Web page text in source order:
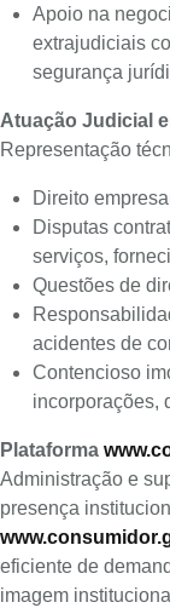
Apoio na
extrajudiciais
segurança
Atuação Judicial
Representação
Direito
Disputas
serviços,
Questões de
acidentes de
Contencioso
incorporações,
Plataforma
Administração e
presença
eficiente de
imagem